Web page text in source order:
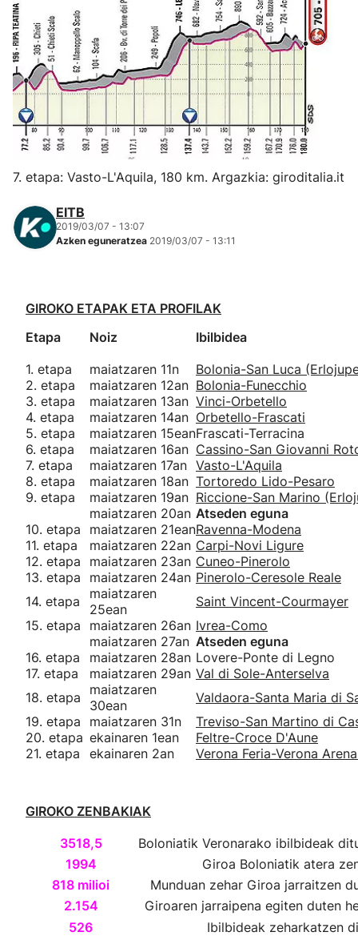
Herri-kirolak
Eskubaloia
Kirolak 360
Kirol gehiago
7. etapa: Vasto-L'Aquila, 180 km. Argazkia: giroditalia.it
EITB
2019/03/07 - 13:07
Azken eguneratzea 2019/03/07 - 13:11
GIROKO ETAPAK ETA PROFILAK
Etapa
Noiz
Ibilbidea
1. etapa
maiatzaren 11n
Bolonia-San Luca
2. etapa
maiatzaren 12an Bolonia-Funecchio
3. etapa
maiatzaren 13an Vinci-Orbetello
4. etapa
maiatzaren 14an Orbetello-Frascati
5. etapa
maiatzaren 15eanFrascati-Terracina
6. etapa
maiatzaren 16an Cassino-San Giovanni
7. etapa
maiatzaren 17an Vasto-L'Aquila
8. etapa
maiatzaren 18an Tortoredo Lido-Pesaro
9. etapa
maiatzaren 19an Riccione-San Marino
maiatzaren 20an Atseden eguna
10. etapa
maiatzaren 21eanRavenna-Modena
11. etapa
maiatzaren 22an Carpi-Novi Ligure
12. etapa
maiatzaren 23an Cuneo-Pinerolo
13. etapa
maiatzaren 24an Pinerolo-Ceresole Reale
14. etapa
maiatzaren
25ean
Saint Vincent-Courmayer
15. etapa
maiatzaren 26an Ivrea-Como
maiatzaren 27an Atseden eguna
16. etapa
maiatzaren 28an Lovere-Ponte di Legno
17. etapa
maiatzaren 29an Val di Sole-Anterselva
18. etapa
maiatzaren
30ean
Valdaora-Santa Maria di
19. etapa
maiatzaren 31n
Treviso-San Martino di
20. etapa ekainaren 1ean
Feltre-Croce D'Aune
21. etapa
ekainaren 2an Verona Feria-Verona
GIROKO ZENBAKIAK
3518,5
Boloniatik Veronarako ibilbideak
1994
Giroa Boloniatik atera
818 milioi
Munduan zehar Giroa jarraitzen
2.154
Giroaren jarraipena egiten duten
526
Ibilbideak zeharkatzen